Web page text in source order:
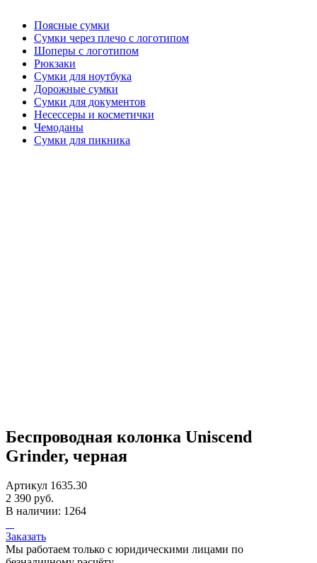
Поясные сумки
Сумки через плечо с логотипом
Шоперы с логотипом
Рюкзаки
Сумки для ноутбука
Дорожные сумки
Сумки для документов
Несессеры и косметички
Чемоданы
Сумки для пикника
Беспроводная колонка Uniscend
Grinder, черная
Артикул 1635.30
2 390 руб.
В наличии: 1264
Заказать
Мы работаем только с юридическими лицами по